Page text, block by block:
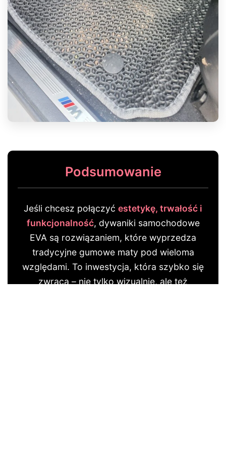
Podsumowanie
Jeśli chcesz połączyć estetykę, trwałość i
funkcjonalność, dywaniki samochodowe
EVA są rozwiązaniem, które wyprzedza
tradycyjne gumowe maty pod wieloma
względami. To inwestycja, która szybko się
zwraca – nie tylko wizualnie, ale też